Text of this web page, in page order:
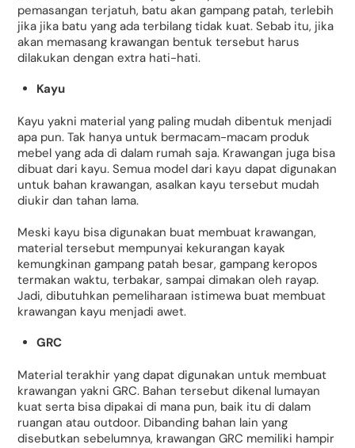
pemasangan terjatuh, batu akan gampang patah, terlebih
jika jika batu yang ada terbilang tidak kuat. Sebab itu, jika
akan memasang krawangan bentuk tersebut harus
dilakukan dengan extra hati-hati.
Kayu
Kayu yakni material yang paling mudah dibentuk menjadi
apa pun. Tak hanya untuk bermacam-macam produk
mebel yang ada di dalam rumah saja. Krawangan juga bisa
dibuat dari kayu. Semua model dari kayu dapat digunakan
untuk bahan krawangan, asalkan kayu tersebut mudah
diukir dan tahan lama.
Meski kayu bisa digunakan buat membuat krawangan,
material tersebut mempunyai kekurangan kayak
kemungkinan gampang patah besar, gampang keropos
termakan waktu, terbakar, sampai dimakan oleh rayap.
Jadi, dibutuhkan pemeliharaan istimewa buat membuat
krawangan kayu menjadi awet.
GRC
Material terakhir yang dapat digunakan untuk membuat
krawangan yakni GRC. Bahan tersebut dikenal lumayan
kuat serta bisa dipakai di mana pun, baik itu di dalam
ruangan atau outdoor. Dibanding bahan lain yang
disebutkan sebelumnya, krawangan GRC memiliki hampir